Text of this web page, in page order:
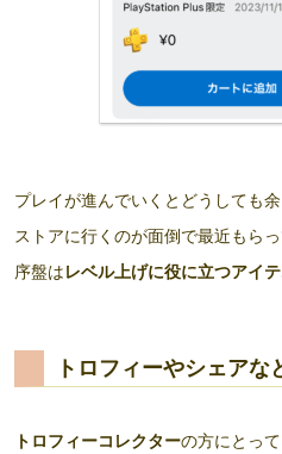
プレイが進んでいくとどうしても
ストアに行くのが面倒で最近もらっ
序盤はレベル上げに役に立つアイ
トロフィーやシェアな
トロフィーコレクターの方にとっ